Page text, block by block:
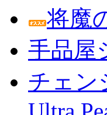
将魔
手品屋
チェン